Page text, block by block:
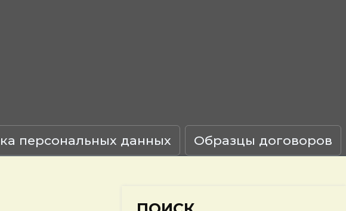
персональных данных Образцы договоров